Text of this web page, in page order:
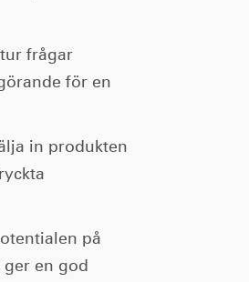
frågar
för en
in produkten
på
en god